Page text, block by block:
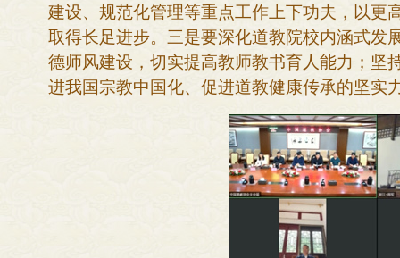
建设、规范化管理等重点工作上下功夫，以更
取得长足进步。 三是要深化道教院校内涵式发
德师风建设，切实提高教师教书育人能力； 坚
进我国宗教中国化、促进道教健康传承的坚实